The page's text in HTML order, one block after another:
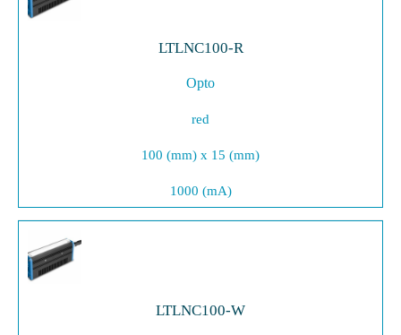
LTLNC100-R
Opto
red
100 (mm) x 15 (mm)
1000 (mA)
LTLNC100-W